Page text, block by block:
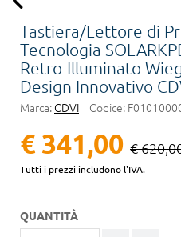
Tastiera/Lettore di
Tecnologia
Retro-Illuminato
Design Innovativo
Marca: CDVI Codice:
€ 341,00 €
Tutti i prezzi includono l'IVA.
QUANTITÀ